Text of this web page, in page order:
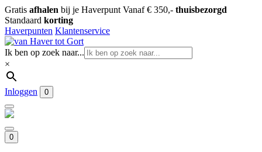
Gratis afhalen bij je Haverpunt Vanaf € 350,- thuisbezorgd
Standaard korting
Haverpunten Klantenservice
Ik ben op zoek naar...
×
Inloggen 0
0